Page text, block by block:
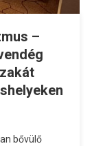
–
bővülő